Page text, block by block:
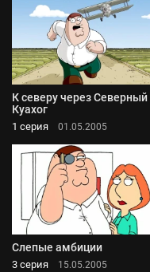
К северу через Северный
Куахог
1 серия 01.05.2005
Слепые амбиции
3 серия 15.05.2005